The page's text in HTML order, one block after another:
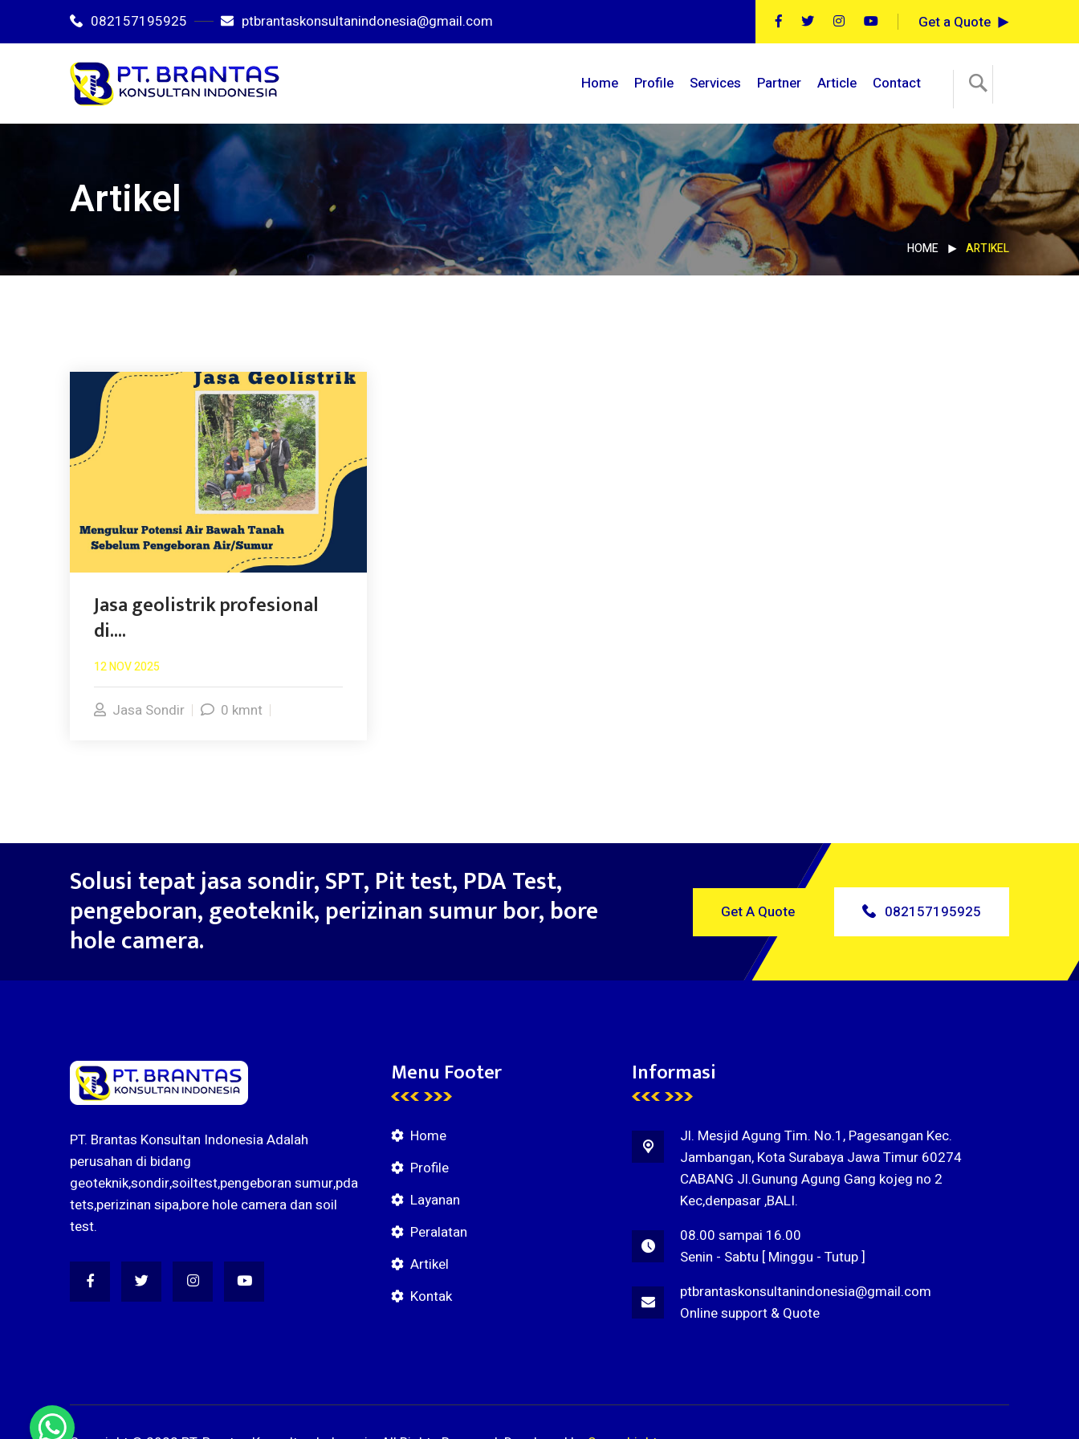
082157195925 ptbrantaskonsultanindonesia@gmail.com Get a Quote
Home Profile Services Partner Article Contact
Artikel
HOME ARTIKEL
Jasa geolistrik profesional
di....
12 NOV 2025
Jasa Sondir 0 kmnt
Solusi tepat jasa sondir, SPT, Pit test, PDA Test,
pengeboran, geoteknik, perizinan sumur bor, bore
hole camera.
Get A Quote 082157195925
PT. Brantas Konsultan Indonesia Adalah
perusahan di bidang
geoteknik,sondir,soiltest,pengeboran sumur,pda
tets,perizinan sipa,bore hole camera dan soil
test.
Menu Footer
Home
Profile
Layanan
Peralatan
Artikel
Kontak
Informasi
Jl. Mesjid Agung Tim. No.1, Pagesangan Kec.
Jambangan, Kota Surabaya Jawa Timur 60274
CABANG Jl.Gunung Agung Gang kojeg no 2
Kec,denpasar ,BALI.
08.00 sampai 16.00
Senin - Sabtu [ Minggu - Tutup ]
ptbrantaskonsultanindonesia@gmail.com
Online support & Quote